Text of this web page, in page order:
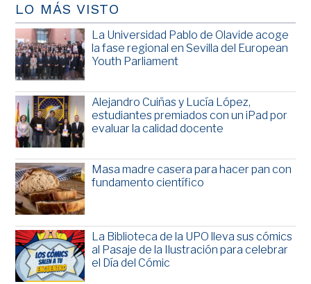
LO MÁS VISTO
La Universidad Pablo de Olavide acoge
la fase regional en Sevilla del European
Youth Parliament
Alejandro Cuiñas y Lucía López,
estudiantes premiados con un iPad por
evaluar la calidad docente
Masa madre casera para hacer pan con
fundamento científico
La Biblioteca de la UPO lleva sus cómics
al Pasaje de la Ilustración para celebrar
el Día del Cómic